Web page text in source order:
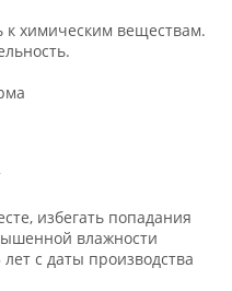
к химическим веществам.
избегать попадания
влажности
с даты производства